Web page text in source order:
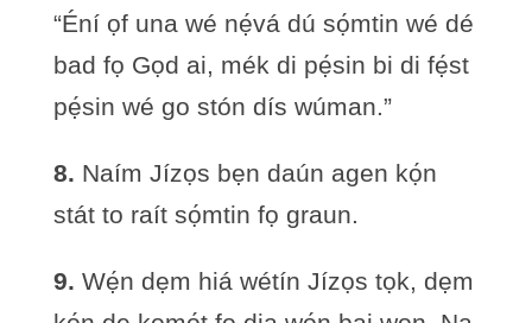
“Éní ọf una wé nẹ́vá dú sọ́mtin wé dé
bad fọ Gọd ai, mék di pẹ́sin bi di fẹ́st
pẹ́sin wé go stón dís wúman.”
8. Naím Jízọs bẹn daún agen kọ́n
stát to raít sọ́mtin fọ graun.
9. Wẹ́n dẹm hiá wétín Jízọs tọk, dẹm